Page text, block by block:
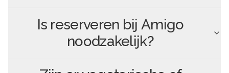
Is reserveren bij Amigo
noodzakelijk?